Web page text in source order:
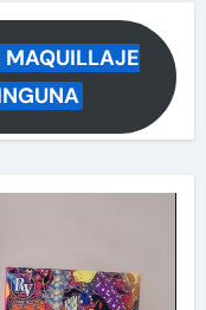
MAQUILLAJE